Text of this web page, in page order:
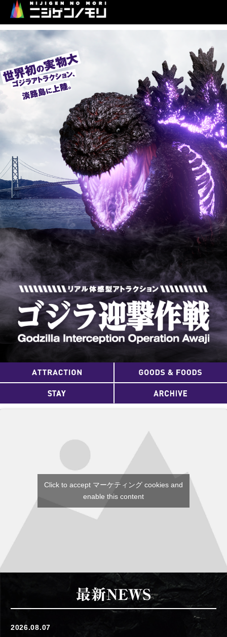
Click to accept マーケティング cookies and
enable this content
2026.08.07